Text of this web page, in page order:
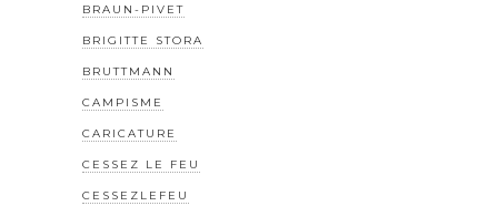
BRAUN-PIVET
BRIGITTE STORA
BRUTTMANN
CAMPISME
CARICATURE
CESSEZ LE FEU
CESSEZLEFEU